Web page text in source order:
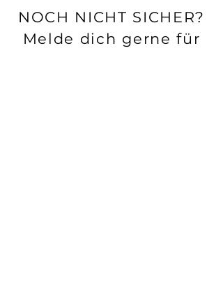
NOCH NICHT SICHER?
Melde dich gerne für